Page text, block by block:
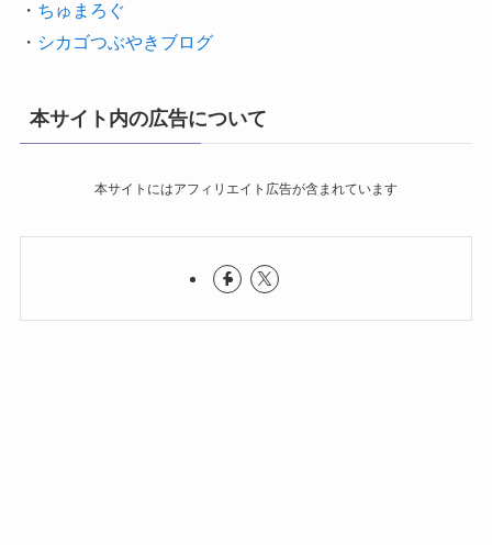
・ ちゅまろぐ
・ シカゴつぶやきブログ
本サイト内の広告について
本サイトにはアフィリエイト広告が含まれています